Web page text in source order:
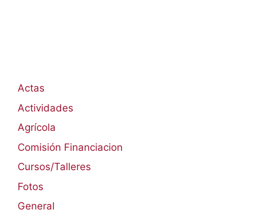
Actas
Actividades
Agrícola
Comisión Financiacion
Cursos/Talleres
Fotos
General